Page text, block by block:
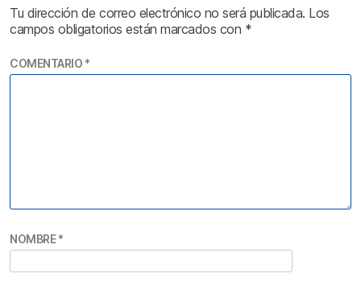
Tu dirección de correo electrónico no será publicada. Los
campos obligatorios están marcados con *
COMENTARIO *
NOMBRE*